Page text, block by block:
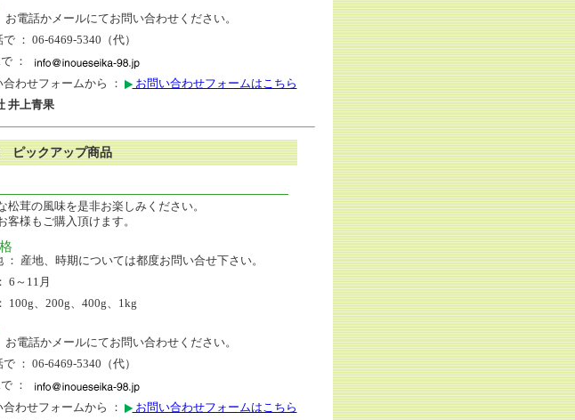
お電話かメールにてお問い合わせください。
： 06-6469-5340（代）
：
わせフォームから ：
お問い合わせフォームはこちら
井上青果
ピックアップ商品
松茸の風味を是非お楽しみください。
客様もご購入頂けます。
： 産地、時期については都度お問い合せ下さい。
6～11月
100g、200g、400g、1kg
お電話かメールにてお問い合わせください。
： 06-6469-5340（代）
：
わせフォームから ：
お問い合わせフォームはこちら